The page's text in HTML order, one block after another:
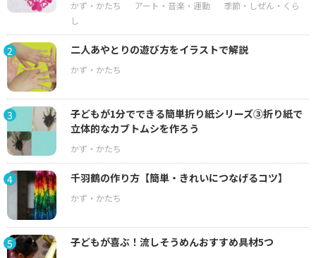
2 二人あやとりの遊び方をイラストで解説
3
子どもが1分でできる簡単折り紙シリーズ③折り紙で
立体的なカブトムシを作ろう
4 千羽鶴の作り方【簡単・きれいにつなげるコツ】
5 子どもが喜ぶ！流しそうめんおすすめ具材5つ